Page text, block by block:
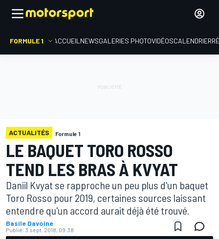
FORMULE 1 ACCUEIL NEWSGALERIES PHOTOVIDÉOSCALENDRIER
ACTUALITÉS Formule 1
LE BAQUET TORO ROSSO
TEND LES BRAS À KVYAT
Daniil Kvyat se rapproche un peu plus d'un baquet
Toro Rosso pour 2019, certaines sources laissant
entendre qu'un accord aurait déjà été trouvé.
Basile Davoine
Publié: 3 sept. 2018, 09:38